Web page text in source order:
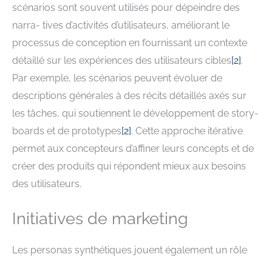
scénarios sont souvent utilisés pour dépeindre des
narra- tives d’activités d’utilisateurs, améliorant le
processus de conception en fournissant un contexte
détaillé sur les expériences des utilisateurs cibles[2].
Par exemple, les scénarios peuvent évoluer de
descriptions générales à des récits détaillés axés sur
les tâches, qui soutiennent le développement de story-
boards et de prototypes[2]. Cette approche itérative
permet aux concepteurs d’affiner leurs concepts et de
créer des produits qui répondent mieux aux besoins
des utilisateurs.
Initiatives de marketing
Les personas synthétiques jouent également un rôle